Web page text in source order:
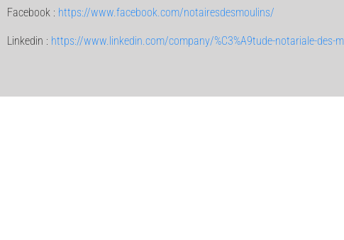
Facebook : https://www.facebook.com/notairesdesmoulins/
Linkedin : https://www.linkedin.com/company/%C3%A9tude-notariale-des-